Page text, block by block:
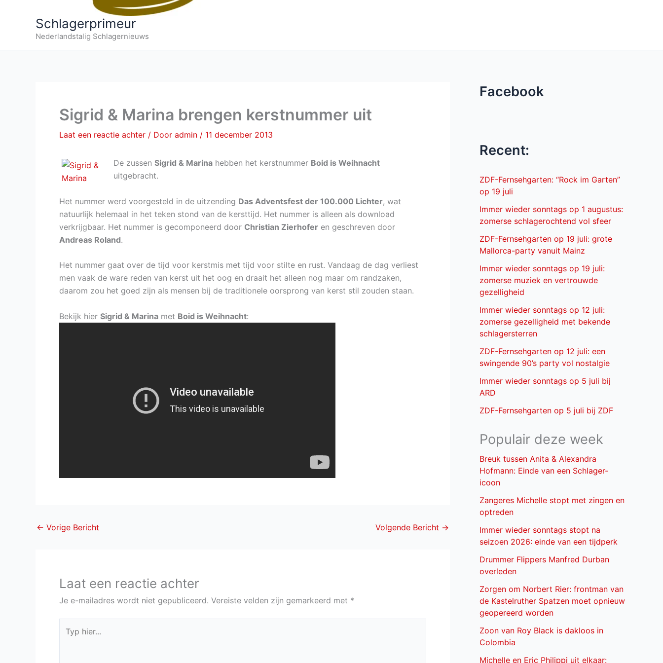
Schlagerprimeur
Nederlandstalig Schlagernieuws
Sigrid & Marina brengen kerstnummer uit
Laat een reactie achter / Door admin / 11 december 2013
De zussen Sigrid & Marina hebben het kerstnummer Boid is Weihnacht
uitgebracht.
Het nummer werd voorgesteld in de uitzending Das Adventsfest der 100.000 Lichter, wat
natuurlijk helemaal in het teken stond van de kersttijd. Het nummer is alleen als download
verkrijgbaar. Het nummer is gecomponeerd door Christian Zierhofer en geschreven door
Andreas Roland.
Het nummer gaat over de tijd voor kerstmis met tijd voor stilte en rust. Vandaag de dag verliest
men vaak de ware reden van kerst uit het oog en draait het alleen nog maar om randzaken,
daarom zou het goed zijn als mensen bij de traditionele oorsprong van kerst stil zouden staan.
Bekijk hier Sigrid & Marina met Boid is Weihnacht:
← Vorige Bericht Volgende Bericht →
Laat een reactie achter
Je e-mailadres wordt niet gepubliceerd. Vereiste velden zijn gemarkeerd met *
hier...
Facebook
Recent:
ZDF-Fernsehgarten: “Rock im Garten”
op 19 juli
Immer wieder sonntags op 1 augustus:
zomerse schlagerochtend vol sfeer
ZDF-Fernsehgarten op 19 juli: grote
Mallorca-party vanuit Mainz
Immer wieder sonntags op 19 juli:
zomerse muziek en vertrouwde
gezelligheid
Immer wieder sonntags op 12 juli:
zomerse gezelligheid met bekende
schlagersterren
ZDF-Fernsehgarten op 12 juli: een
swingende 90’s party vol nostalgie
Immer wieder sonntags op 5 juli bij
ARD
ZDF-Fernsehgarten op 5 juli bij ZDF
Populair deze week
Breuk tussen Anita & Alexandra
Hofmann: Einde van een Schlager-
icoon
Zangeres Michelle stopt met zingen en
optreden
Immer wieder sonntags stopt na
seizoen 2026: einde van een tijdperk
Drummer Flippers Manfred Durban
overleden
Zorgen om Norbert Rier: frontman van
de Kastelruther Spatzen moet opnieuw
geopereerd worden
Zoon van Roy Black is dakloos in
Colombia
Michelle en Eric Philippi uit elkaar: